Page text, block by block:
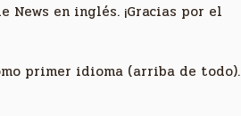
News en inglés. ¡Gracias por el
primer idioma (arriba de todo).